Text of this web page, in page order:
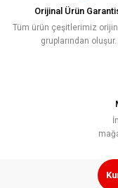
Orijinal Ürün
Tüm ürün çeşitlerimiz
gruplarından oluşur.